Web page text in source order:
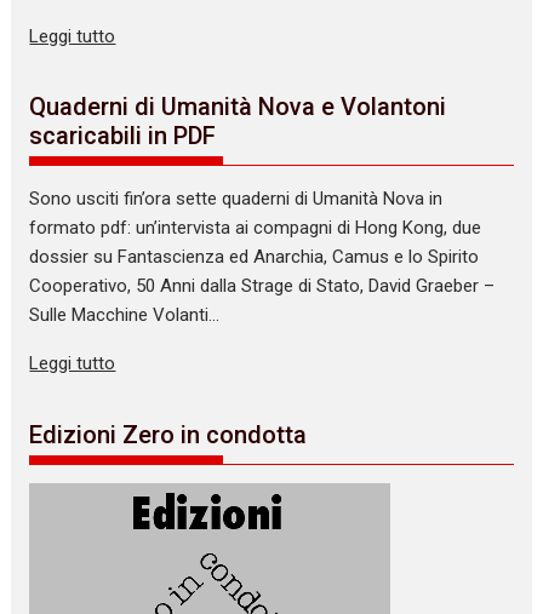
Leggi tutto
Quaderni di Umanità Nova e Volantoni
scaricabili in PDF
Sono usciti fin’ora sette quaderni di Umanità Nova in
formato pdf: un’intervista ai compagni di Hong Kong, due
dossier su Fantascienza ed Anarchia, Camus e lo Spirito
Cooperativo, 50 Anni dalla Strage di Stato, David Graeber –
Sulle Macchine Volanti…
Leggi tutto
Edizioni Zero in condotta